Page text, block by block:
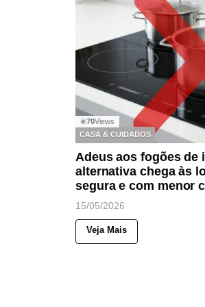
◉70Views
CASA & CUIDADOS
Adeus aos fogões de
alternativa chega às
segura e com menor
15/05/2026
Veja Mais